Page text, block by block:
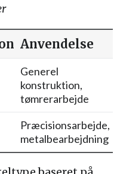
Anvendelse
Generel
konstruktion,
tømrerarbejde
Præcisionsarbejde,
metalbearbejdning